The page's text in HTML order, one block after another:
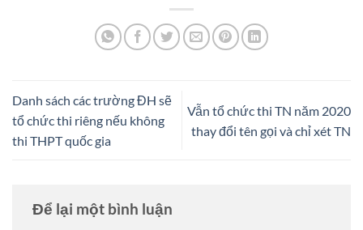
Danh sách các trường ĐH sẽ
tổ chức thi riêng nếu không
thi THPT quốc gia
Vẫn tổ chức thi TN năm 2020
thay đổi tên gọi và chỉ xét TN
Để lại một bình luận